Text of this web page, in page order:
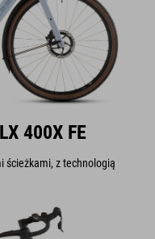
400X FE
ścieżkami, z technologią